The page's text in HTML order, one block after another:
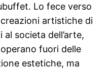
Lo fece verso
artistiche di
societa dell’arte,
fuori delle
estetiche, ma